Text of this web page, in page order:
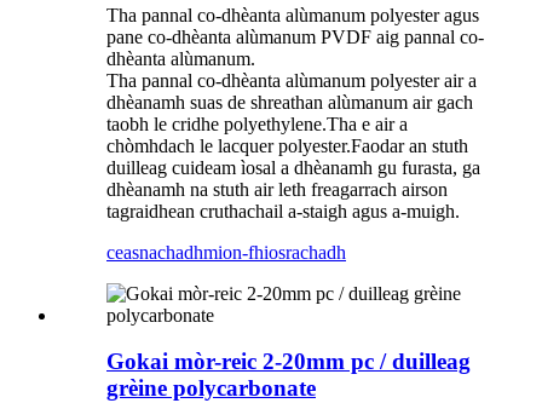
Tha pannal co-dhèanta alùmanum polyester agus
pane co-dhèanta alùmanum PVDF aig pannal co-
dhèanta alùmanum.
Tha pannal co-dhèanta alùmanum polyester air a
dhèanamh suas de shreathan alùmanum air gach
taobh le cridhe polyethylene.Tha e air a
chòmhdach le lacquer polyester.Faodar an stuth
duilleag cuideam ìosal a dhèanamh gu furasta, ga
dhèanamh na stuth air leth freagarrach airson
tagraidhean cruthachail a-staigh agus a-muigh.
ceasnachadhmion-fhiosrachadh
Gokai mòr-reic 2-20mm pc / duilleag
grèine polycarbonate